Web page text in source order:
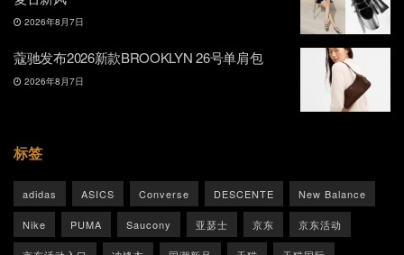
2026年8月7日
蔻驰发布2026新款BROOKLYN 26号单肩包
2026年8月7日
标签
adidas ASICS Converse DESCENTE New Balance
Nike PUMA Saucony 亚瑟士 京东 京东活动